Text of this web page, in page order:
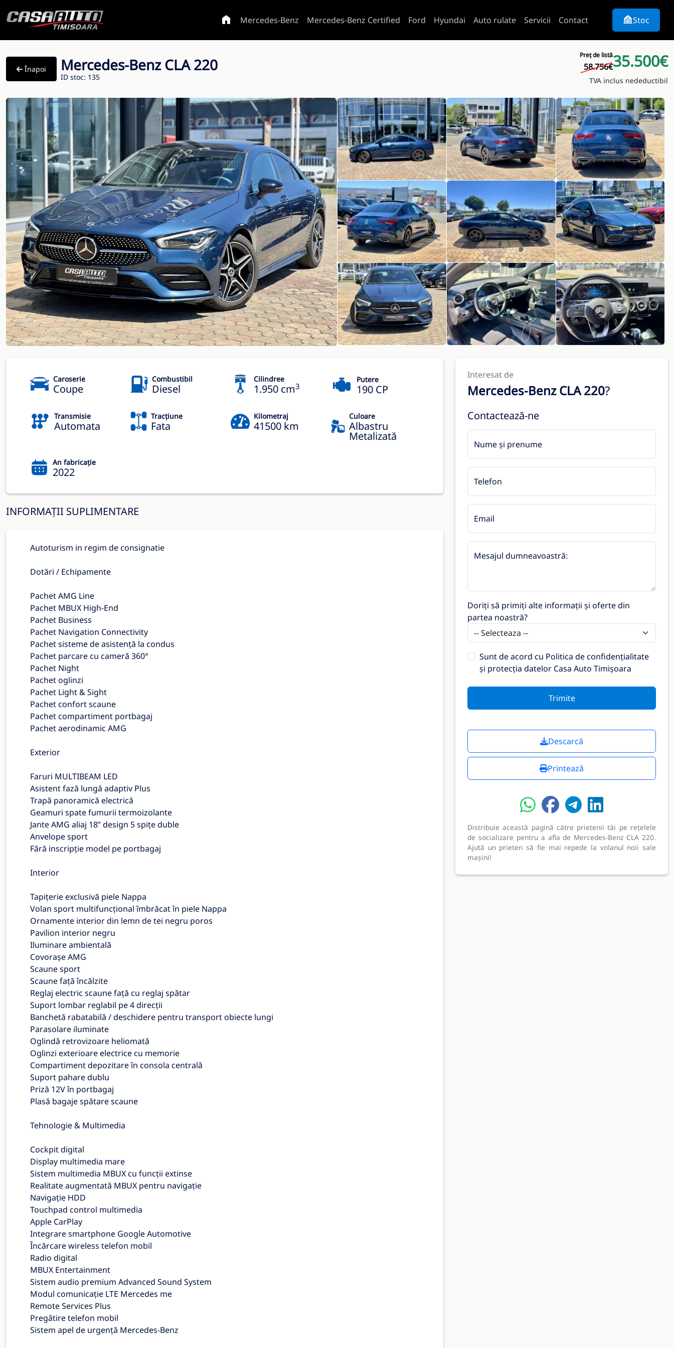
Mercedes-Benz Mercedes-Benz Certified Ford Hyundai Auto rulate Servicii Contact Stoc
Înapoi Mercedes-Benz CLA 220
ID stoc: 135
Preț de listă
58.756€35.500€
TVA inclus nedeductibil
Caroserie
Coupe
Combustibil
Diesel
Cilindree
1.950 cm3
Putere
190 CP
Transmisie
Automata
Tracțiune
Fata
Kilometraj
41500 km
Culoare
Albastru
Metalizată
An fabricație
2022
INFORMAȚII SUPLIMENTARE
Autoturism in regim de consignatie
Dotări / Echipamente
Pachet AMG Line
Pachet MBUX High-End
Pachet Business
Pachet Navigation Connectivity
Pachet sisteme de asistență la condus
Pachet parcare cu cameră 360°
Pachet Night
Pachet oglinzi
Pachet Light & Sight
Pachet confort scaune
Pachet compartiment portbagaj
Pachet aerodinamic AMG
Exterior
Faruri MULTIBEAM LED
Asistent fază lungă adaptiv Plus
Trapă panoramică electrică
Geamuri spate fumurii termoizolante
Jante AMG aliaj 18” design 5 spițe duble
Anvelope sport
Fără inscripție model pe portbagaj
Interior
Tapițerie exclusivă piele Nappa
Volan sport multifuncțional îmbrăcat în piele Nappa
Ornamente interior din lemn de tei negru poros
Pavilion interior negru
Iluminare ambientală
Covorașe AMG
Scaune sport
Scaune față încălzite
Reglaj electric scaune față cu reglaj spătar
Suport lombar reglabil pe 4 direcții
Banchetă rabatabilă / deschidere pentru transport obiecte lungi
Parasolare iluminate
Oglindă retrovizoare heliomată
Oglinzi exterioare electrice cu memorie
Compartiment depozitare în consola centrală
Suport pahare dublu
Priză 12V în portbagaj
Plasă bagaje spătare scaune
Tehnologie & Multimedia
Cockpit digital
Display multimedia mare
Sistem multimedia MBUX cu funcții extinse
Realitate augmentată MBUX pentru navigație
Navigație HDD
Touchpad control multimedia
Apple CarPlay
Integrare smartphone Google Automotive
Încărcare wireless telefon mobil
Radio digital
MBUX Entertainment
Sistem audio premium Advanced Sound System
Modul comunicație LTE Mercedes me
Remote Services Plus
Pregătire telefon mobil
Sistem apel de urgență Mercedes-Benz
Interesat de
Mercedes-Benz CLA 220?
Contactează-ne
Nume și prenume
Telefon
Email
Mesajul dumneavoastră:
Doriți să primiți alte informații și oferte din
partea noastră?
Sunt de acord cu Politica de confidențialitate
și protecția datelor Casa Auto Timișoara
Trimite
Descarcă
Printează
Distribuie această pagină către prietenii tăi pe rețelele
de socializare pentru a afla de Mercedes-Benz CLA 220.
Ajută un prieten să fie mai repede la volanul noii sale
mașini!